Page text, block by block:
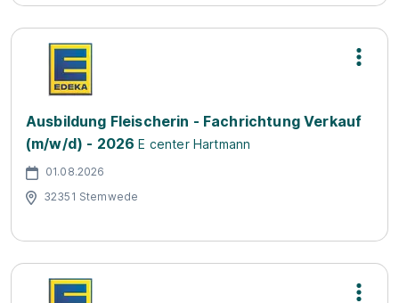
Ausbildung Fleischerin - Fachrichtung Verkauf
(m/w/d) - 2026 E center Hartmann
01.08.2026
32351 Stemwede